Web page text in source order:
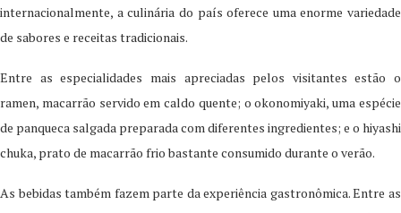
internacionalmente, a culinária do país oferece uma enorme variedade
de sabores e receitas tradicionais.
Entre as especialidades mais apreciadas pelos visitantes estão o
ramen, macarrão servido em caldo quente; o okonomiyaki, uma espécie
de panqueca salgada preparada com diferentes ingredientes; e o hiyashi
chuka, prato de macarrão frio bastante consumido durante o verão.
As bebidas também fazem parte da experiência gastronômica. Entre as